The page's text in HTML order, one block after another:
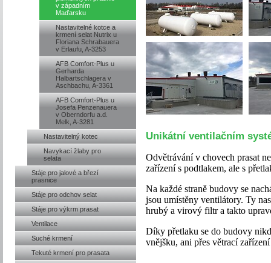
v západním
Maďarsku
Nastavitelné kotce a
krmení selat Nutrix u
Floriana Schrabauera
v Erlaufu, A-3253
AFB Comfort-Plus u
Gerharda
Halbartschlagera v
Aschbachu, A-3361
AFB Comfort-Plus u
Josefa Penzenauera
v Oberndorfu a.d.
Melk, A-3281
Nastavitelný kotec
Navykací žlaby pro
selata
Stáje pro jalové a březí
prasnice
Stáje pro odchov selat
Stáje pro výkrm prasat
Ventilace
Suché krmení
Tekuté krmení pro prasata
Unikátní ventilačním
Odvětrávání v chovech prasat
zařízení s podtlakem, ale s
Na každé straně budovy se
jsou umístěny ventilátory. Ty
hrubý a virový filtr a takto
Díky přetlaku se do budovy
vnějšku, ani přes větrací